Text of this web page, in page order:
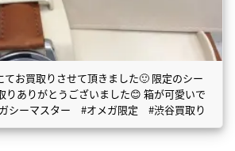
お買取りさせて頂きました🙂 限定のシー
りありがとうございました😊 箱が可愛いで
シーマスター #オメガ限定 #渋谷買取り